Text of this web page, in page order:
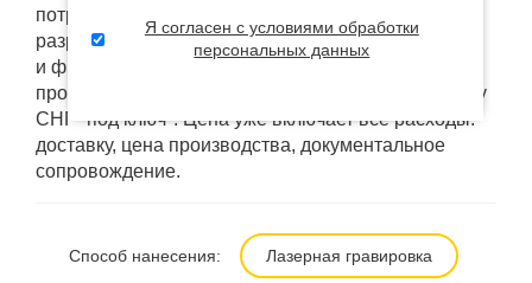
потребности: брендировать, кастомизировать или
разработать "под ключ". Использовать ваш дизайн
и фирменные коробки напрямую у фабрик
производителей. А так же доставить в любую точку
СНГ "под ключ". Цена уже включает все расходы:
доставку, цена производства, документальное
сопровождение.
Способ нанесения: Лазерная гравировка
Я согласен с условиями обработки
персональных данных